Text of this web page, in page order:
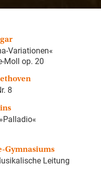
Variationen«
Moll op. 20
8
Gymnasiums
Leitung